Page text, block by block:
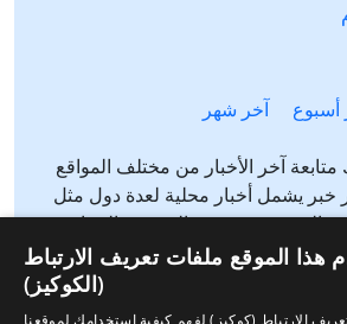
أسبوع آخر شهر
آخر الأخبار من مختلف المواقع
خبر يشمل أخبار محلية لعدة دول مثل
السعودية، تونس، المغرب، الجزائر،
العراق، اليمن وغيرها آخر خبر يتيح متابعة أخبار
أخبار محلية، أخبار عالمية، رياضة،
وغيرها تابع الأخبار المحلية والعالمية من
هذا الموقع ملفات تعريف الارتباط
(الكوكيز)
الارتباط (كوكيز) لفهم كيفية استخدامك لموقعنا